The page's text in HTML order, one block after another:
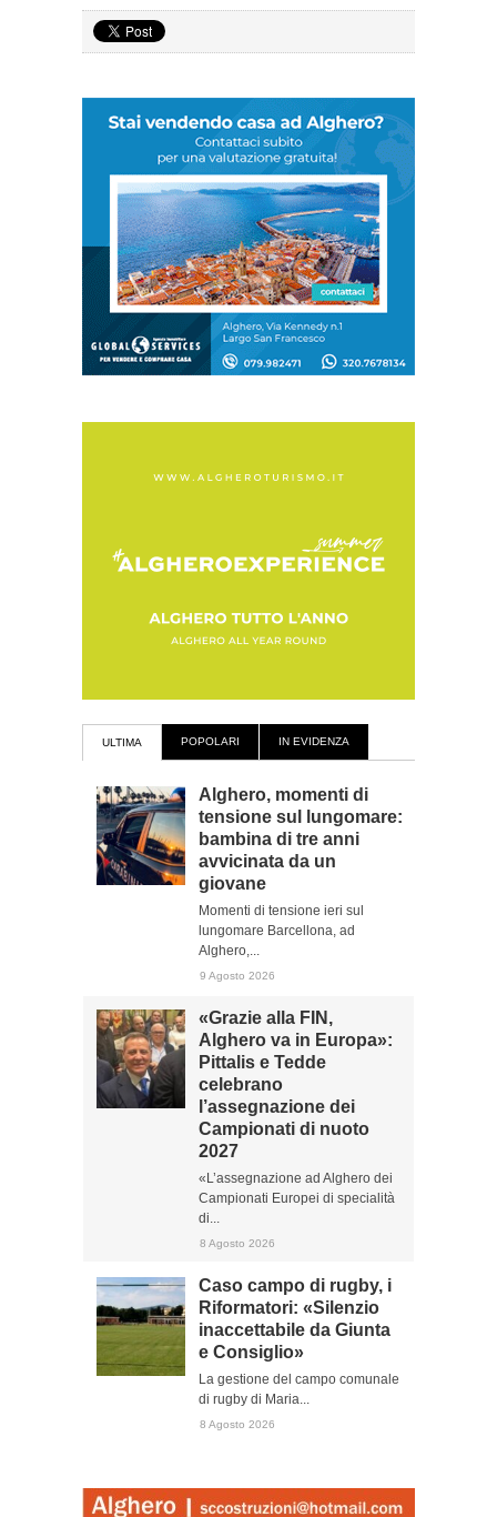
ULTIMA POPOLARI IN EVIDENZA
Alghero, momenti di
tensione sul lungomare:
bambina di tre anni
avvicinata da un
giovane
Momenti di tensione ieri sul
lungomare Barcellona, ad
Alghero,...
9 Agosto 2026
«Grazie alla FIN,
Alghero va in Europa»:
Pittalis e Tedde
celebrano
l’assegnazione dei
Campionati di nuoto
2027
«L’assegnazione ad Alghero dei
Campionati Europei di specialità
di...
8 Agosto 2026
Caso campo di rugby, i
Riformatori: «Silenzio
inaccettabile da Giunta
e Consiglio»
La gestione del campo comunale
di rugby di Maria...
8 Agosto 2026